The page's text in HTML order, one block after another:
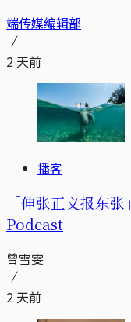
端传媒编辑部
2 天前
播客
「伸张正义报东
Podcast
曾雪雯
2 天前